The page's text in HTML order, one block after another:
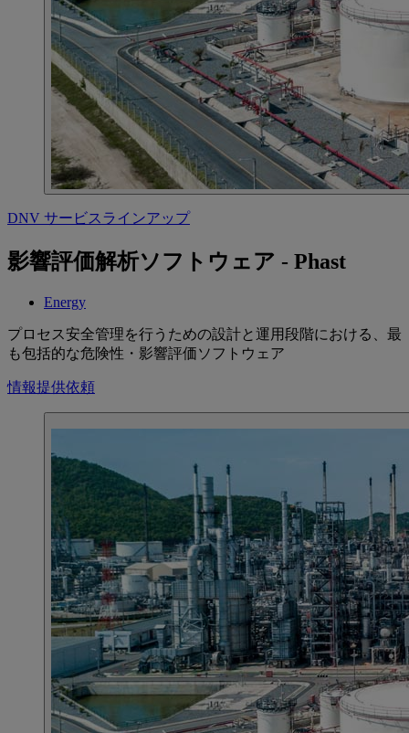
DNV サービスラインアップ
影響評価解析ソフトウェア - Phast
Energy
プロセス安全管理を行うための設計と運用段階における、最
も包括的な危険性・影響評価ソフトウェア
情報提供依頼